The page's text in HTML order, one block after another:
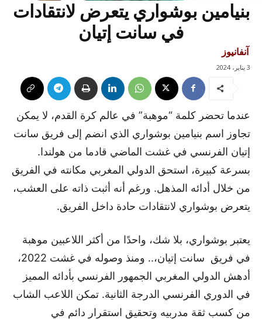
بنيامين بوشواري يتعرض لانتقادات
في سانت إتيان
آنفانيوز
3 يناير، 2024
عندما تحضر كلمة “موهبة” في عالم كرة القدم، لا يمكن
تجاوز اسم بنيامين بوشواري الذي انضم إلى فريق سانت
إتيان الفرنسي في غشت الماضي قادما من هولندا.
بسرعة كبيرة، استحق الدولي المغربي مكانته في الفريق
من خلال أدائه المذهل. ورغم أنه أثبت ذاته على العشب،
يتعرض بوشواري لانتقادات حادة داخل الفريق.
يعتبر بوشواري، بلا شك، واحدًا من أكثر اللاعبين موهبة
في فريق سانت إتيان،.. ومنذ وصوله في غشت 2022،
أدهش الدولي المغربي الجمهور الفرنسي بأدائه المميز
في الدوري الفرنسي الدرجة الثانية. تمكن اللاعب الشاب
من كسب ثقة مدربيه وتحقيق استقرار دائم في